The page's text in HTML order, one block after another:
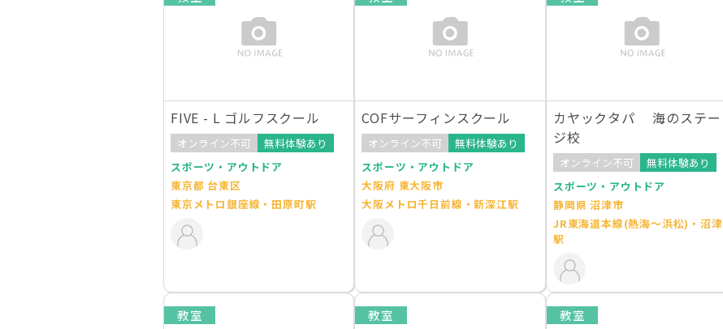
FIVE - L ゴルフスクール
オンライン不可
無料体験あり
スポーツ・アウトドア
東京都 台東区
東京メトロ銀座線・田原町駅
COFサーフィンスクール
オンライン不可
無料体験あり
スポーツ・アウトドア
大阪府 東大阪市
大阪メトロ千日前線・新深江駅
カヤックタパ 海のステー
ジ校
オンライン不可
無料体験あり
スポーツ・アウトドア
静岡県 沼津市
JR東海道本線(熱海～浜松)・沼津
駅
教室 教室 教室